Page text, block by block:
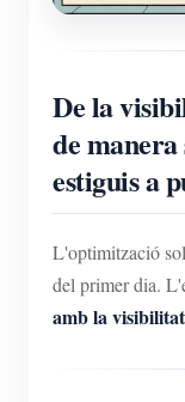
De la
de
estiguis a
L'optimització
del primer dia.
amb la visibilitat